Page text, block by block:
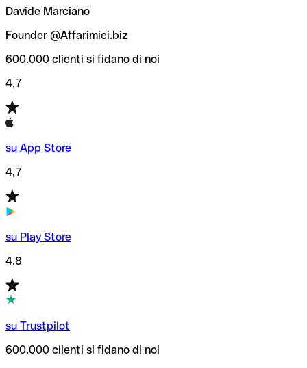
Davide Marciano
Founder @Affarimiei.biz
600.000 clienti si fidano di noi
4,7
su App Store
4,7
su Play Store
4.8
su Trustpilot
600.000 clienti si fidano di noi